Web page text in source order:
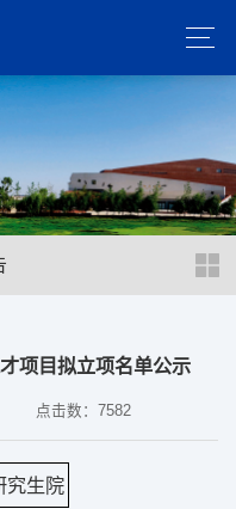
项目拟立项名单公示
点击数： 7582
究生院